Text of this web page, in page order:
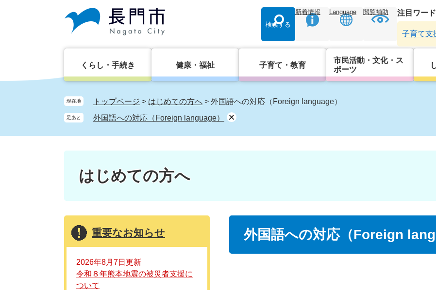
検索する
新着情報 Language 閲覧補助 注目ワード
子育て支
くらし・手続き 健康・福祉 子育て・教育
市民活動・文化・ス
ポーツ
現在地 トップページ > はじめての方へ > 外国語への対応（Foreign language）
足あと 外国語への対応（Foreign language）
はじめての方へ
外国語への対応（Foreign
重要なお知らせ
2026年8月7日更新
令和８年熊本地震の被災者支援に
ついて